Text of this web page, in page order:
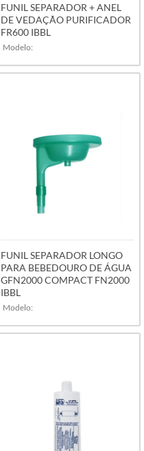
FUNIL SEPARADOR + ANEL
DE VEDAÇÃO PURIFICADOR
FR600 IBBL
Modelo:
FUNIL SEPARADOR LONGO
PARA BEBEDOURO DE ÁGUA
GFN2000 COMPACT FN2000
IBBL
Modelo: